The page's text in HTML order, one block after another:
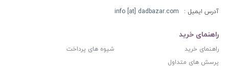
آدرس ایمیل : info [at] dadbazar.com
راهنمای خرید
راهنمای خرید
شیوه های پرداخت
پرسش های متداول